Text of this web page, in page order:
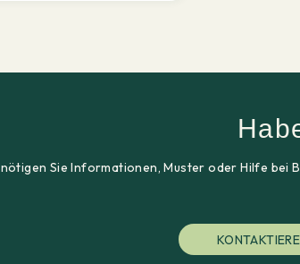
Sie Informationen, Muster oder Hilfe bei